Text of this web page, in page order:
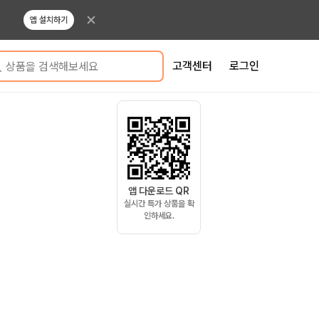
앱 설치하기
상품을 검색해보세요 고객센터 로그인
앱 다운로드 QR
실시간 특가 상품을 확
인하세요.